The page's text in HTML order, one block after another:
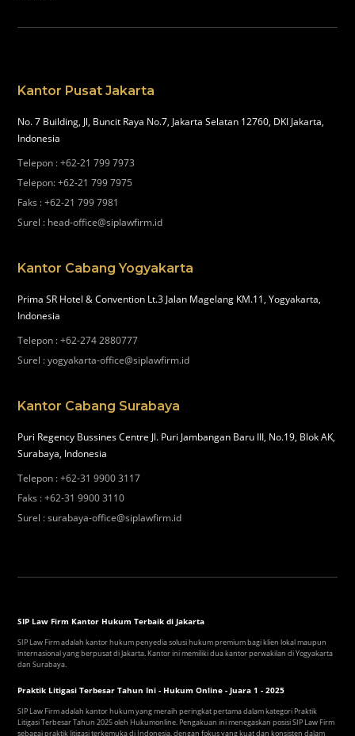
Kantor Pusat Jakarta
No. 7 Building, Jl, Buncit Raya No.7, Jakarta Selatan 12760, DKI Jakarta,
Indonesia
Telepon :+62-21 799 7973
Telepon:+62-21 799 7975
Faks :+62-21 799 7981
Surel : head-office@siplawfirm.id
Kantor Cabang Yogyakarta
Prima SR Hotel & Convention Lt.3 Jalan Magelang KM.11, Yogyakarta,
Indonesia
Telepon :+62-274 2880777
Surel :yogyakarta-office@siplawfirm.id
Kantor Cabang Surabaya
Puri Regency Bussines Centre Jl. Puri Jambangan Baru III, No.19, Blok AK,
Surabaya, Indonesia
Telepon :+62-31 9900 3117
Faks :+62-31 9900 3110
Surel :surabaya-office@siplawfirm.id
SIP Law Firm Kantor Hukum Terbaik di Jakarta
SIP Law Firm adalah kantor hukum penyedia solusi hukum premium bagi klien lokal maupun
internasional yang berpusat di Jakarta. Kantor ini memiliki dua kantor perwakilan di Yogyakarta
dan Surabaya.
Praktik Litigasi Terbesar Tahun Ini - Hukum Online - Juara 1 - 2025
SIP Law Firm adalah kantor hukum yang meraih peringkat pertama dalam kategori Praktik
Litigasi Terbesar Tahun 2025 oleh Hukumonline. Pengakuan ini menegaskan posisi SIP Law Firm
sebagai praktik litigasi terkemuka di Indonesia, dengan fokus yang kuat dan konsisten dalam